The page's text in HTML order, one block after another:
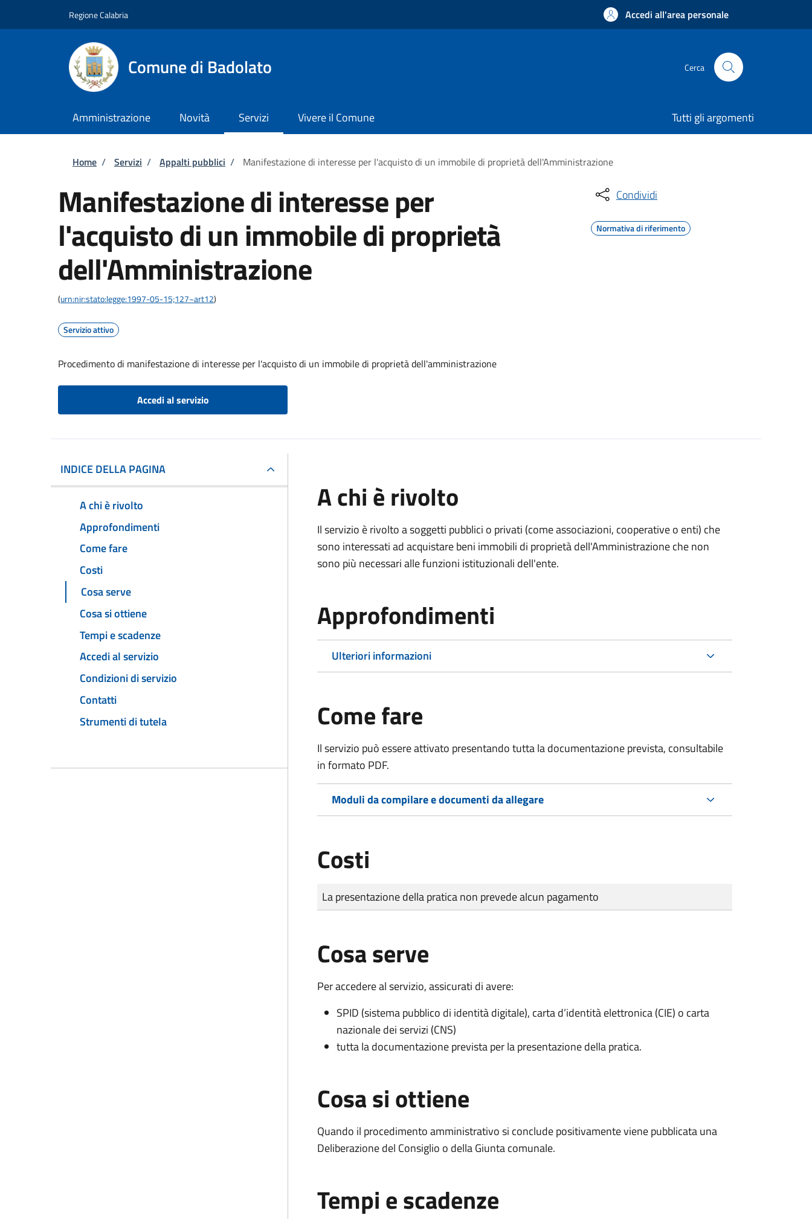
Regione Calabria Accedi all'area personale
Comune di Badolato Cerca
Amministrazione Novità Servizi Vivere il Comune Tutti gli argomenti
Briciole di pane
Home / Servizi / Appalti pubblici / Manifestazione di interesse per l'acquisto di un immobile di proprietà dell'Amministrazione
Manifestazione di interesse per
l'acquisto di un immobile di proprietà
dell'Amministrazione
(urn:nir:stato:legge:1997-05-15;127~art12)
Servizio attivo
Procedimento di manifestazione di interesse per l'acquisto di un immobile di proprietà dell'amministrazione
Accedi al servizio
Condividi
Normativa di riferimento
INDICE DELLA PAGINA
A chi è rivolto
Approfondimenti
Come fare
Costi
Cosa serve
Cosa si ottiene
Tempi e scadenze
Accedi al servizio
Condizioni di servizio
Contatti
Strumenti di tutela
A chi è rivolto
Il servizio è rivolto a soggetti pubblici o privati (come associazioni, cooperative o enti) che
sono interessati ad acquistare beni immobili di proprietà dell'Amministrazione che non
sono più necessari alle funzioni istituzionali dell'ente.
Approfondimenti
Ulteriori informazioni
Come fare
Il servizio può essere attivato presentando tutta la documentazione prevista, consultabile
in formato PDF.
Moduli da compilare e documenti da allegare
Costi
Tipo di pagamento
Importo
La presentazione della pratica non prevede alcun pagamento
Cosa serve
Per accedere al servizio, assicurati di avere:
SPID (sistema pubblico di identità digitale), carta d’identità elettronica (CIE) o carta
nazionale dei servizi (CNS)
tutta la documentazione prevista per la presentazione della pratica.
Cosa si ottiene
Quando il procedimento amministrativo si conclude positivamente viene pubblicata una
Deliberazione del Consiglio o della Giunta comunale.
Tempi e scadenze